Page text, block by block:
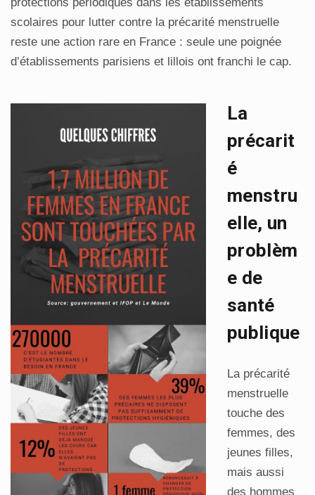
scolaires pour lutter contre la précarité menstruelle
reste une action rare en France : seule une poignée
d’établissements parisiens et lillois ont franchi le cap.
La
précarit
é
menstru
elle, un
problèm
e de
santé
publique
La précarité
menstruelle
touche des
femmes, des
jeunes filles,
mais aussi
des hommes